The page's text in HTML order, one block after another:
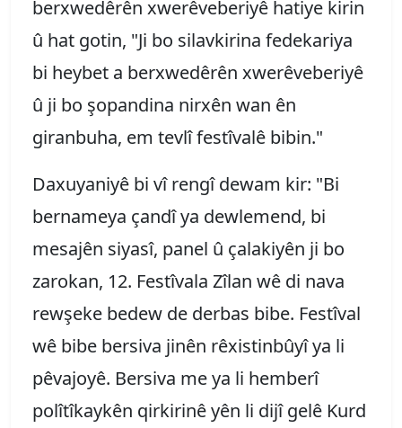
berxwedêrên xwerêveberiyê hatiye kirin
û hat gotin, "Ji bo silavkirina fedekariya
bi heybet a berxwedêrên xwerêveberiyê
û ji bo şopandina nirxên wan ên
giranbuha, em tevlî festîvalê bibin."
Daxuyaniyê bi vî rengî dewam kir: "Bi
bernameya çandî ya dewlemend, bi
mesajên siyasî, panel û çalakiyên ji bo
zarokan, 12. Festîvala Zîlan wê di nava
rewşeke bedew de derbas bibe. Festîval
wê bibe bersiva jinên rêxistinbûyî ya li
pêvajoyê. Bersiva me ya li hemberî
polîtîkaykên qirkirinê yên li dijî gelê Kurd